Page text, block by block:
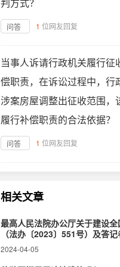
问答 1 位网友回复
当事人诉请行政机关履行
偿职责，在诉讼过程中，行
涉案房屋调整出征收范围，
履行补偿职责的合法依据？
问答 1 位网友回复
相关文章
最高人民法院办公厅关于建设
（法办〔2023〕551号）及答
2024-04-05